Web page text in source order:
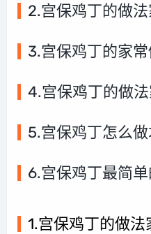
2.宫保鸡丁的做
3.宫保鸡丁的家
4.宫保鸡丁的做
5.宫保鸡丁怎么
6.宫保鸡丁最简
1.宫保鸡丁的做